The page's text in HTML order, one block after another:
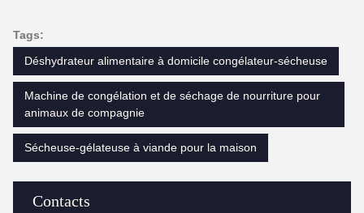
Contacts
Tags:
Déshydrateur alimentaire à domicile congélateur-sécheuse
Machine de congélation et de séchage de nourriture pour
animaux de compagnie
Sécheuse-gélateuse à viande pour la maison